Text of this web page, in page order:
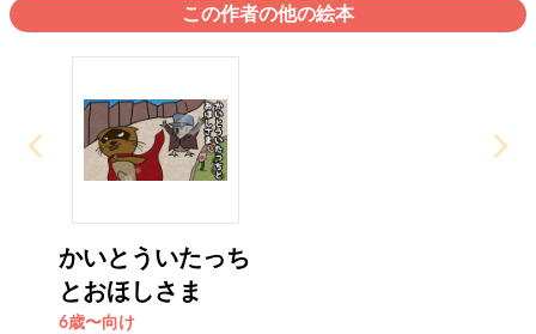
この作者の他の絵本
かいとういたっち
とおほしさま
6歳〜向け